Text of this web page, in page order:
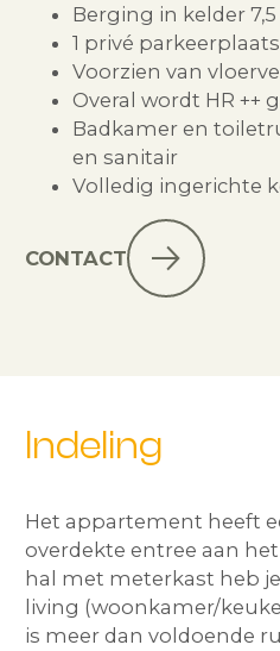
Berging in kelder 7,5
1 privé
Voorzien van
Overal wordt HR ++
Badkamer en
en sanitair
Volledig ingerichte
CONTACT
Indeling
Het appartement heeft
overdekte entree aan
hal met meterkast heb
living (woonkamer/
is meer dan voldoende